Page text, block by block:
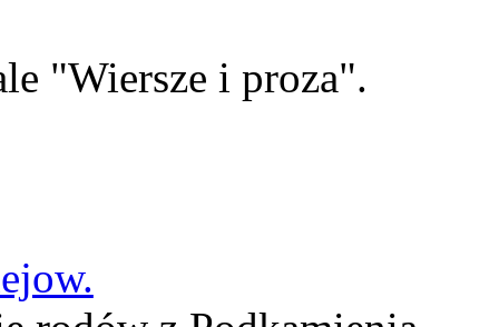
"Wiersze i proza".